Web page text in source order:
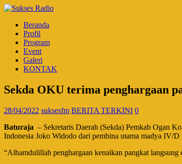
Beranda
Profil
Program
Event
Galeri
KONTAK
Sekda OKU terima penghargaan
28/04/2022 suksesfm BERITA TERKINI 0
Baturaja – Sekretaris Daerah (Sekda) Pemkab Ogan
Indonesia Joko Widodo dari pembina utama madya IV/
“Alhamdulillah penghargaan kenaikan pangkat